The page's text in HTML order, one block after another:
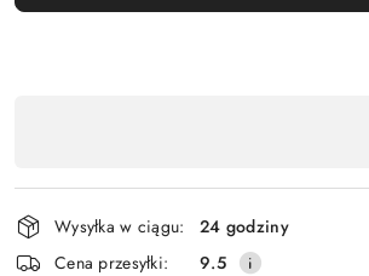
płatność
i
dostawa
Wysyłka w ciągu:
24 godziny
Cena przesyłki:
9.5